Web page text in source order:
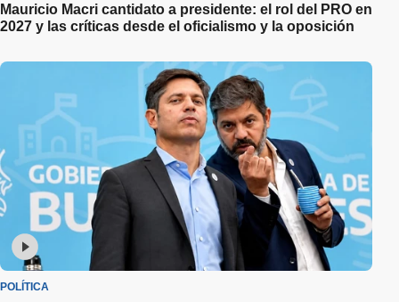
Mauricio Macri cantidato a presidente: el rol del PRO en
2027 y las críticas desde el oficialismo y la oposición
POLÍTICA